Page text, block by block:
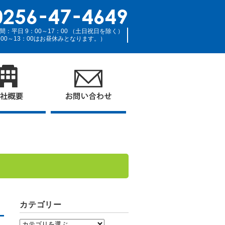
：平日 9：00～17：00 （土日祝日を除く）
～13：00はお昼休みとなります。）
カテゴリー